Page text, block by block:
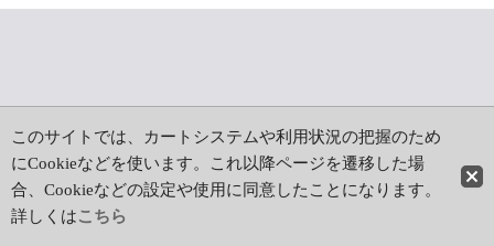
このサイトでは、カートシステムや利用状況の把握のため
にCookieなどを使います。これ以降ページを遷移した場
合、Cookieなどの設定や使用に同意したことになります。
詳しくはこちら